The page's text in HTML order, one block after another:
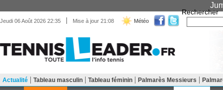
Jeudi 06 Août 2026 22:35 | Mise à jour 21:08 Météo
Rechercher
Matériel Entraînement Santé Forme
Actualité Tableau masculin Tableau féminin Palmarès Messieurs